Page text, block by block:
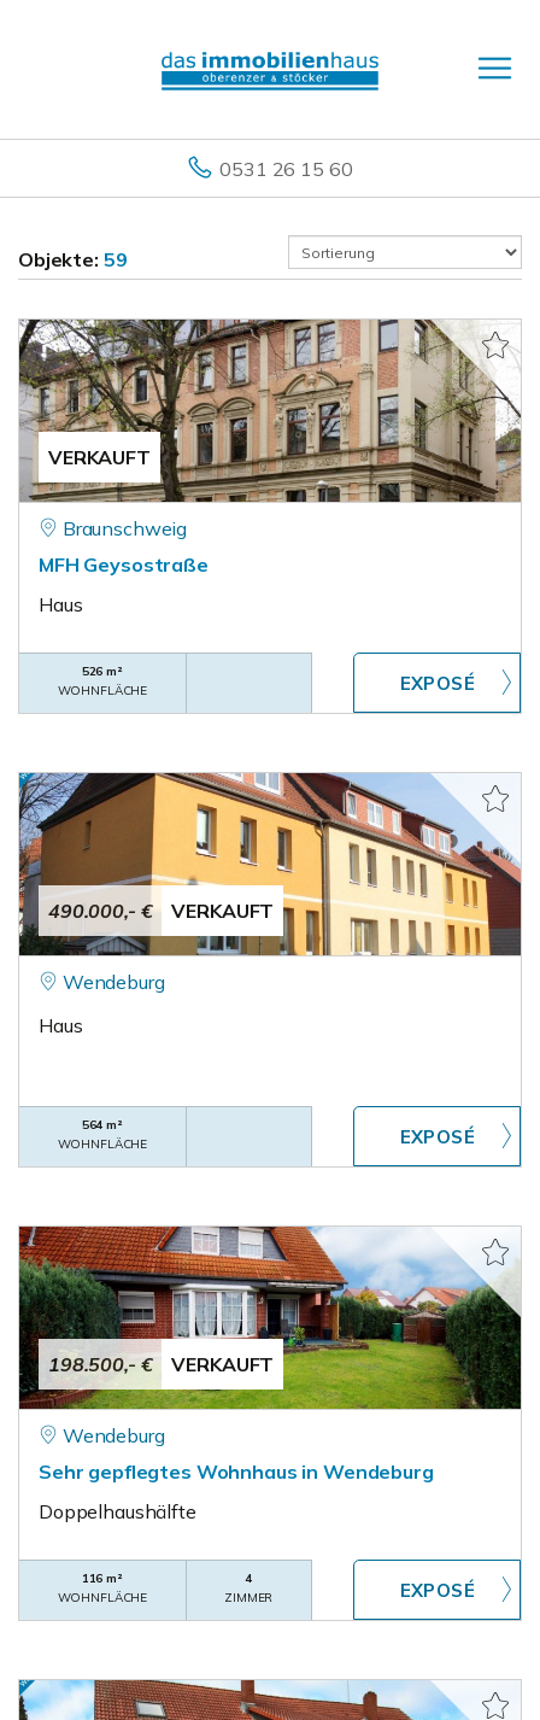
0531 26 15 60
Objekte: 59
VERKAUFT
Braunschweig
MFH Geysostraße
Haus
526 m²
WOHNFLÄCHE
490.000,- € VERKAUFT
Wendeburg
Haus
564 m²
WOHNFLÄCHE
198.500,- € VERKAUFT
Wendeburg
Sehr gepflegtes Wohnhaus in Wendeburg
Doppelhaushälfte
116 m²
WOHNFLÄCHE
4
ZIMMER